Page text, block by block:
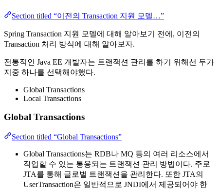
Section titled “이전의 Transaction 지원 모델…”
Spring Transaction 지원 모델에 대해 알아보기 전에, 이전의
Transaction 처리 방식에 대해 알아보자.
전통적인 Java EE 개발자는 트랜잭션 관리를 하기 위해선 두가
지중 하나를 선택해야했다.
Global Transactions
Local Transactions
Global Transactions
Section titled “Global Transactions”
Global Transactions는 RDB나 MQ 등의 여러 리소스에서
작업할 수 있는 통용되는 트랜잭션 관리 방법이다. 주로
JTA를 통해 글로벌 트랜잭션을 관리한다. 또한 JTA의
UserTransaction은 일반적으로 JNDI에서 제공되어야 한